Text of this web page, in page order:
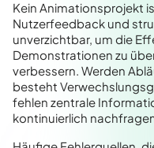
Kein Animationsprojekt
Nutzerfeedback und
unverzichtbar, um die
Demonstrationen zu
verbessern. Werden
besteht
fehlen zentrale
kontinuierlich